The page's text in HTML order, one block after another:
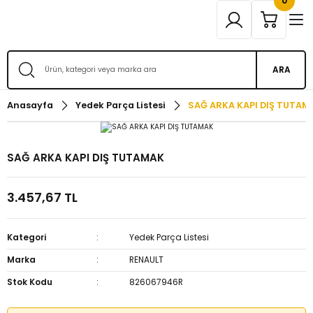
ARA
Anasayfa Yedek Parça Listesi SAĞ ARKA KAPI DIŞ
SAĞ ARKA KAPI DIŞ TUTAMAK
3.457,67 TL
Kategori
Yedek Parça Listesi
Marka
RENAULT
Stok Kodu
826067946R